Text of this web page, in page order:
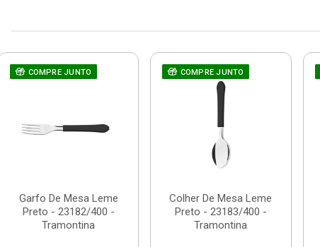
COMPRE JUNTO
Garfo De Mesa Leme
Preto - 23182/400 -
Tramontina
COMPRE JUNTO
Colher De Mesa Leme
Preto - 23183/400 -
Tramontina